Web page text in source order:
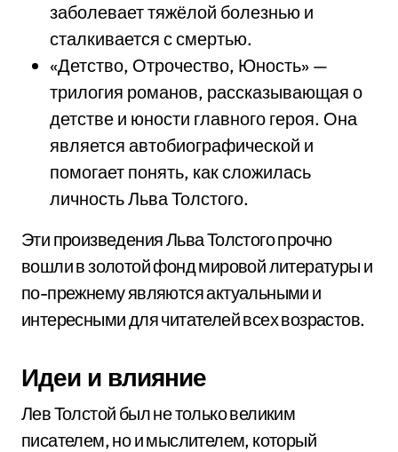
заболевает тяжёлой болезнью и
сталкивается с смертью.
«Детство, Отрочество, Юность» —
трилогия романов, рассказывающая о
детстве и юности главного героя. Она
является автобиографической и
помогает понять, как сложилась
личность Льва Толстого.
Эти произведения Льва Толстого прочно
вошли в золотой фонд мировой литературы и
по-прежнему являются актуальными и
интересными для читателей всех возрастов.
Идеи и влияние
Лев Толстой был не только великим
писателем, но и мыслителем, который